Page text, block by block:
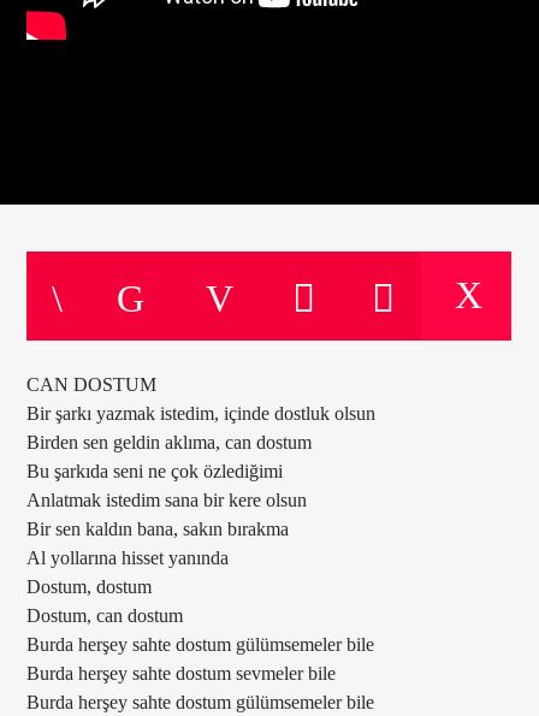
CAN DOSTUM
Bir şarkı yazmak istedim, içinde dostluk olsun
Birden sen geldin aklıma, can dostum
Bu şarkıda seni ne çok özlediğimi
Anlatmak istedim sana bir kere olsun
Bir sen kaldın bana, sakın bırakma
Al yollarına hisset yanında
Dostum, dostum
Dostum, can dostum
Burda herşey sahte dostum gülümsemeler bile
Burda herşey sahte dostum sevmeler bile
Burda herşey sahte dostum gülümsemeler bile